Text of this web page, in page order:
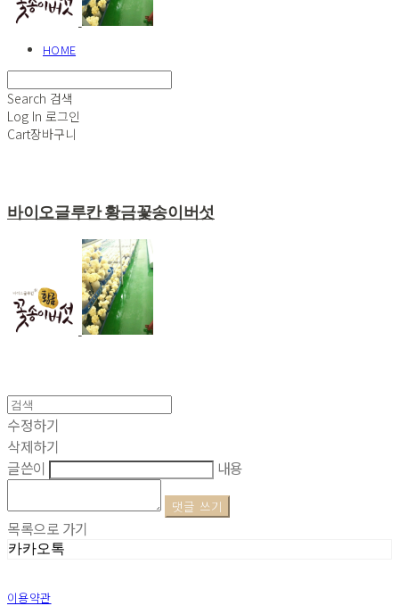
HOME
Search 검색
Log In 로그인
Cart장바구니
바이오글루칸 황금꽃송이버섯
수정하기
삭제하기
글쓴이
내용
댓글 쓰기
목록으로 가기
카카오톡
이용약관